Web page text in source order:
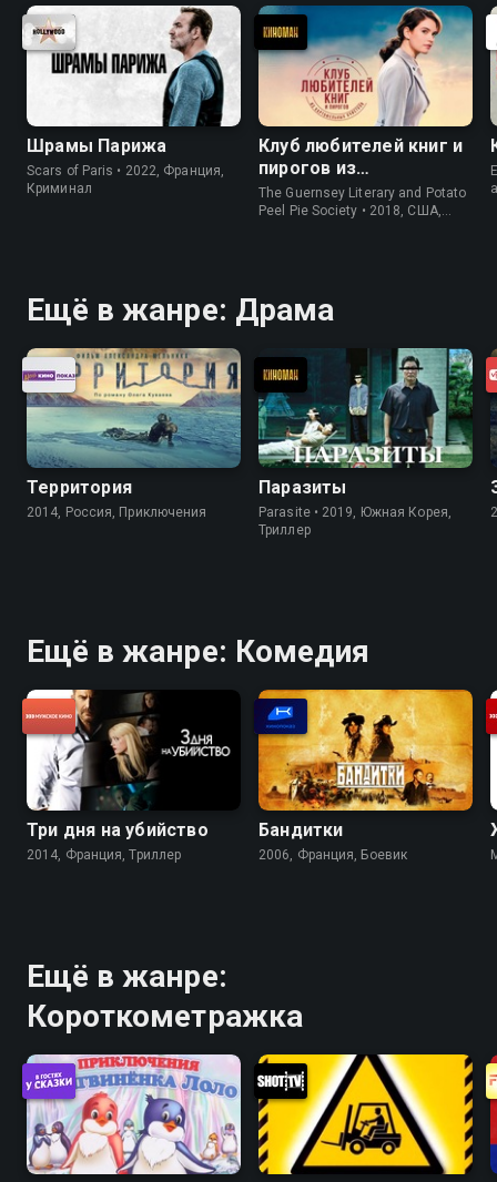
Шрамы Парижа
Scars of Paris • 2022, Франция,
Криминал
Клуб любителей книг и
пирогов из
картофельных
очистков
The Guernsey Literary and Potato
Peel Pie Society • 2018, США,
Ещё в жанре: Драма
Территория
2014, Россия, Приключения
Паразиты
Parasite • 2019, Южная Корея,
Триллер
Ещё в жанре: Комедия
Три дня на убийство
2014, Франция, Триллер
Бандитки
2006, Франция, Боевик
Ещё в жанре:
Короткометражка